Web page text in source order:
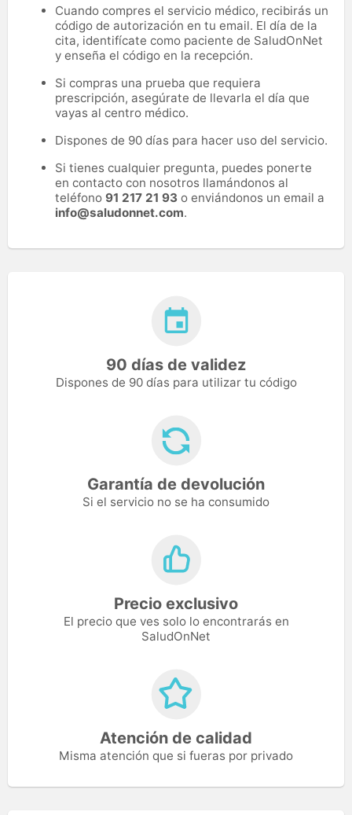
Cuando compres el servicio médico, recibirás un
código de autorización en tu email. El día de la
cita, identifícate como paciente de SaludOnNet
y enseña el código en la recepción.
Si compras una prueba que requiera
prescripción, asegúrate de llevarla el día que
vayas al centro médico.
Dispones de 90 días para hacer uso del servicio.
Si tienes cualquier pregunta, puedes ponerte
en contacto con nosotros llamándonos al
teléfono 91 217 21 93 o enviándonos un email a
info@saludonnet.com.
90 días de validez
Dispones de 90 días para utilizar tu código
Garantía de devolución
Si el servicio no se ha consumido
Precio exclusivo
El precio que ves solo lo encontrarás en
SaludOnNet
Atención de calidad
Misma atención que si fueras por privado